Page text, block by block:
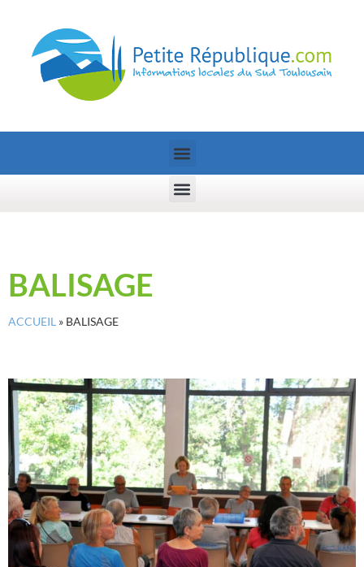
BALISAGE
ACCUEIL » BALISAGE